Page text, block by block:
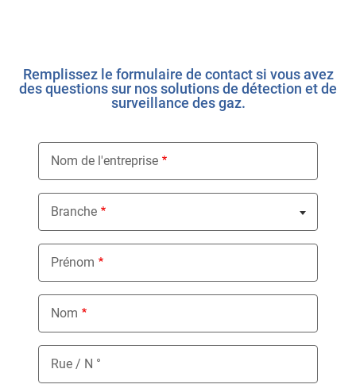
Remplissez le formulaire de contact si vous avez
des questions sur nos solutions de détection et de
surveillance des gaz.
Nom de l'entreprise
Branche
Nothing selected
Prénom
Nom
Rue / N °